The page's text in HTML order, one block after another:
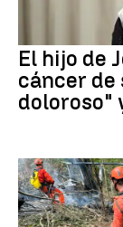
El hijo de
cáncer de
doloroso"